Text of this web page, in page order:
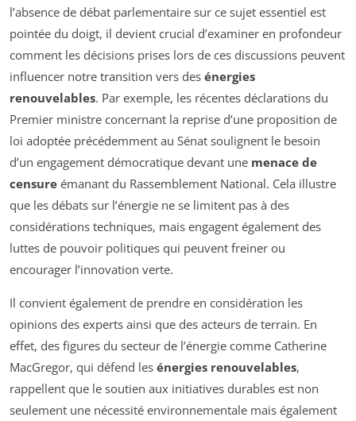
l’absence de débat parlementaire sur ce sujet essentiel est
pointée du doigt, il devient crucial d’examiner en profondeur
comment les décisions prises lors de ces discussions peuvent
influencer notre transition vers des énergies
renouvelables. Par exemple, les récentes déclarations du
Premier ministre concernant la reprise d’une proposition de
loi adoptée précédemment au Sénat soulignent le besoin
d’un engagement démocratique devant une menace de
censure émanant du Rassemblement National. Cela illustre
que les débats sur l’énergie ne se limitent pas à des
considérations techniques, mais engagent également des
luttes de pouvoir politiques qui peuvent freiner ou
encourager l’innovation verte.
Il convient également de prendre en considération les
opinions des experts ainsi que des acteurs de terrain. En
effet, des figures du secteur de l’énergie comme Catherine
MacGregor, qui défend les énergies renouvelables,
rappellent que le soutien aux initiatives durables est non
seulement une nécessité environnementale mais également